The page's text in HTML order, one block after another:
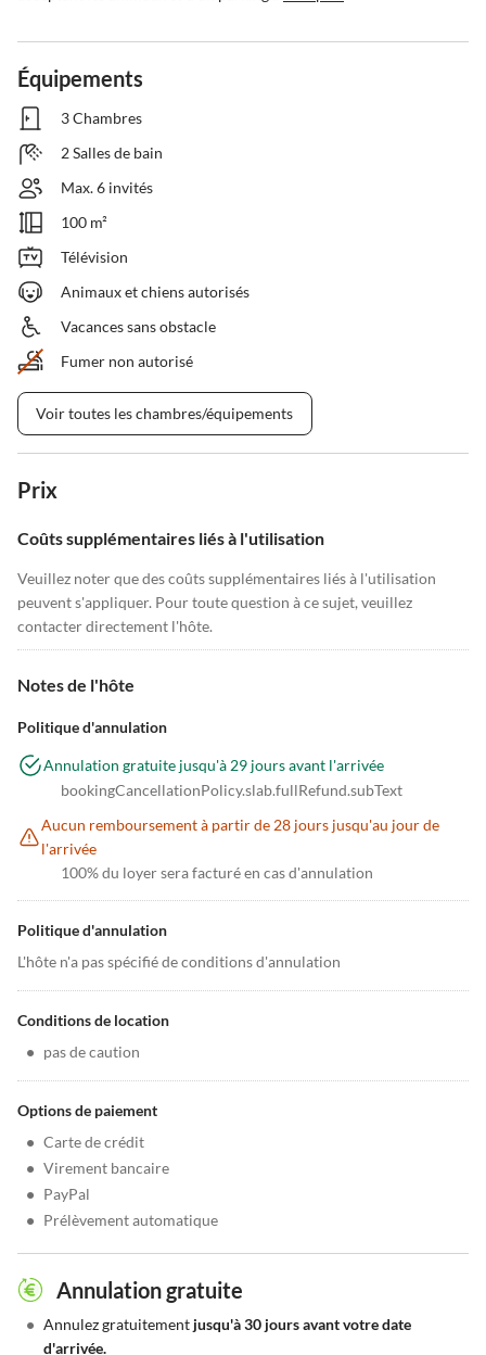
Équipements
3 Chambres
2 Salles de bain
Max. 6 invités
100 m²
Télévision
Animaux et chiens autorisés
Vacances sans obstacle
Fumer non autorisé
Voir toutes les chambres/équipements
Prix
Coûts supplémentaires liés à l'utilisation
Veuillez noter que des coûts supplémentaires liés à l'utilisation
peuvent s'appliquer. Pour toute question à ce sujet, veuillez
contacter directement l'hôte.
Notes de l'hôte
Politique d'annulation
Annulation gratuite jusqu'à 29 jours avant l'arrivée
bookingCancellationPolicy.slab.fullRefund.subText
Aucun remboursement à partir de 28 jours jusqu'au jour de
l'arrivée
100% du loyer sera facturé en cas d'annulation
Politique d'annulation
L'hôte n'a pas spécifié de conditions d'annulation
Conditions de location
• pas de caution
Options de paiement
• Carte de crédit
• Virement bancaire
• PayPal
• Prélèvement automatique
Annulation gratuite
• Annulez gratuitement jusqu'à 30 jours avant votre date
d'arrivée.